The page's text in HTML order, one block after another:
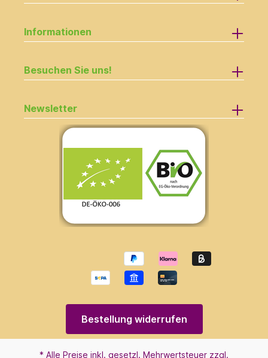
Informationen
Besuchen Sie uns!
Newsletter
Bestellung widerrufen
* Alle Preise inkl. gesetzl. Mehrwertsteuer zzgl.